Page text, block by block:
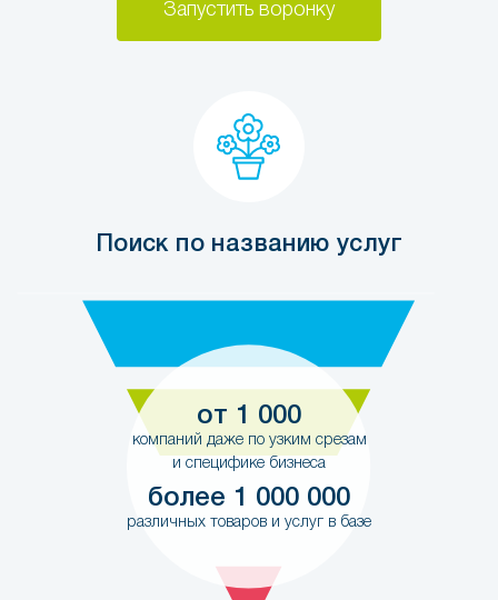
Запустить воронку
Поиск по названию услуг
от 1 000
компаний даже по узким срезам
и специфике бизнеса
более 1 000 000
различных товаров и услуг в базе